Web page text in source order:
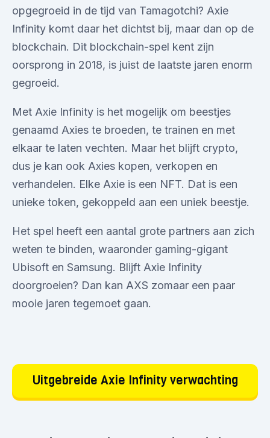
opgegroeid in de tijd van Tamagotchi? Axie
Infinity komt daar het dichtst bij, maar dan op de
blockchain. Dit blockchain-spel kent zijn
oorsprong in 2018, is juist de laatste jaren enorm
gegroeid.
Met Axie Infinity is het mogelijk om beestjes
genaamd Axies te broeden, te trainen en met
elkaar te laten vechten. Maar het blijft crypto,
dus je kan ook Axies kopen, verkopen en
verhandelen. Elke Axie is een NFT. Dat is een
unieke token, gekoppeld aan een uniek beestje.
Het spel heeft een aantal grote partners aan zich
weten te binden, waaronder gaming-gigant
Ubisoft en Samsung. Blijft Axie Infinity
doorgroeien? Dan kan AXS zomaar een paar
mooie jaren tegemoet gaan.
Uitgebreide Axie Infinity verwachting